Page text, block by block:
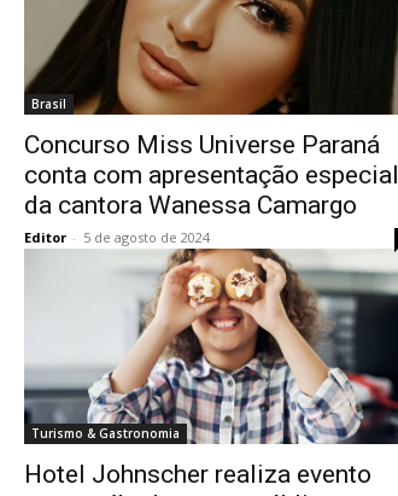
Brasil
Concurso Miss Universe Paraná
conta com apresentação especial
da cantora Wanessa Camargo
Editor - 5 de agosto de 2024
Turismo & Gastronomia
Hotel Johnscher realiza evento